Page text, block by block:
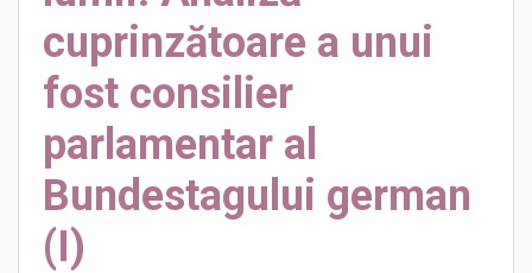
cuprinzătoare a unui
fost consilier
parlamentar al
Bundestagului german
(I)